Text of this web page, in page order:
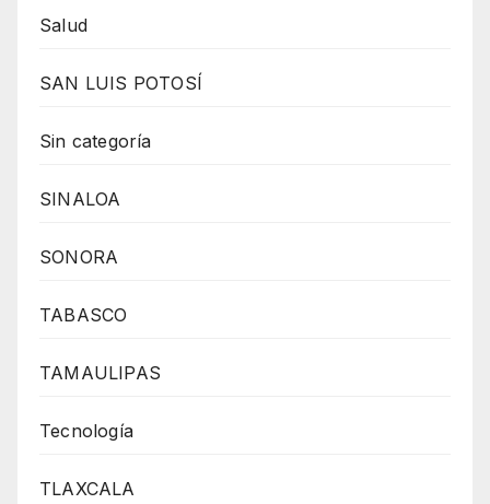
Salud
SAN LUIS POTOSÍ
Sin categoría
SINALOA
SONORA
TABASCO
TAMAULIPAS
Tecnología
TLAXCALA